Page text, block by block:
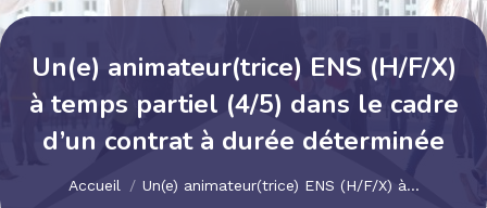
Un(e) animateur(trice) ENS (H/F/X)
à temps partiel (4/5) dans le cadre
d’un contrat à durée déterminée
Accueil Un(e) animateur(trice) ENS (H/F/X) à…